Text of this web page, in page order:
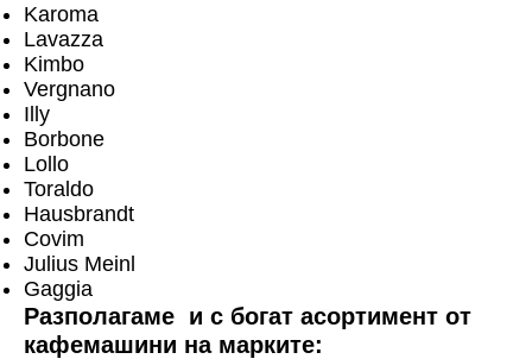
Karoma
Lavazza
Kimbo
Vergnano
Illy
Borbone
Lollo
Toraldo
Hausbrandt
Covim
Julius Meinl
Gaggia
Разполагаме и с богат асортимент от
кафемашини на марките: